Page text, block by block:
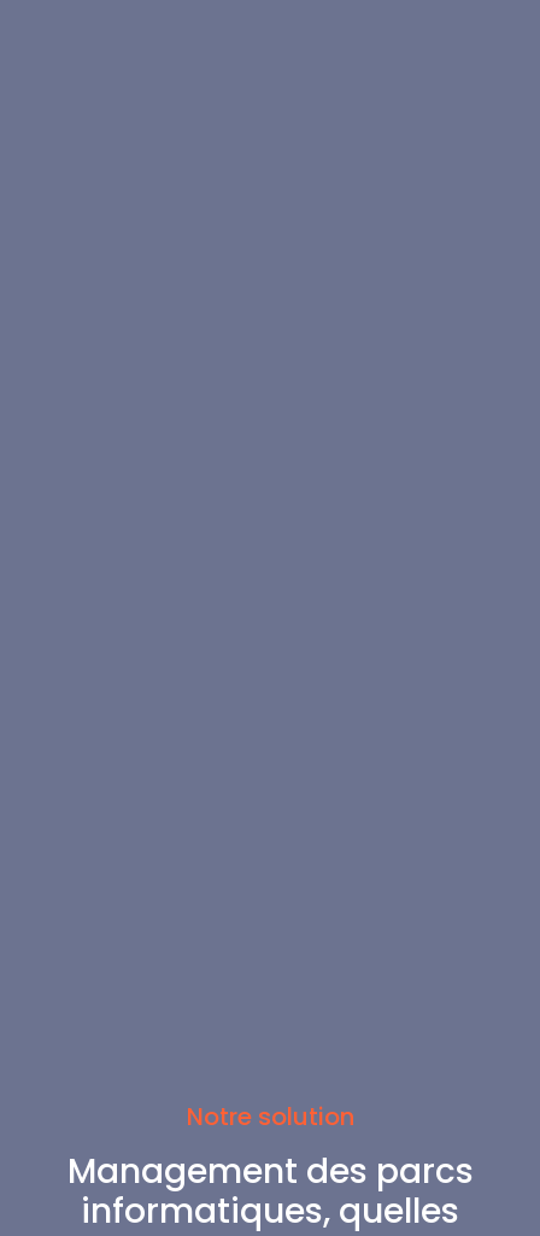
Notre solution
Management des parcs
informatiques, quelles